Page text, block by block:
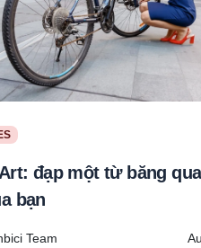
đạp một từ băng
bạn
Team